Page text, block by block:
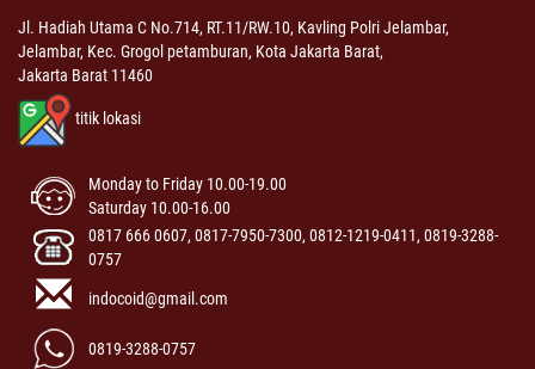
Jl. Hadiah Utama C No.714, RT.11/RW.10, Kavling Polri Jelambar,
Jelambar, Kec. Grogol petamburan, Kota Jakarta Barat,
Jakarta Barat 11460
titik lokasi
Monday to Friday 10.00-19.00
Saturday 10.00-16.00
0817 666 0607, 0817-7950-7300, 0812-1219-0411, 0819-3288-
0757
indocoid@gmail.com
0819-3288-0757